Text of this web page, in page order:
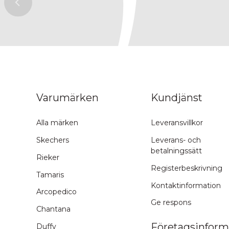
Varumärken
Alla märken
Skechers
Rieker
Tamaris
Arcopedico
Chantana
Duffy
Kundjänst
Leveransvillkor
Leverans- och
betalningssätt
Registerbeskrivning
Kontaktinformation
Ge respons